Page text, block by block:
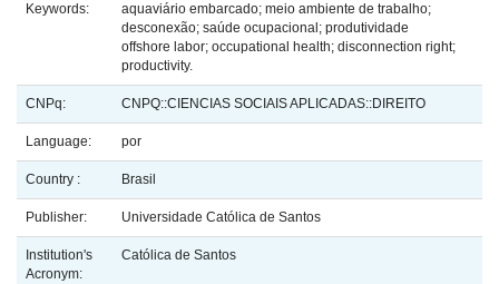
Keywords:
aquaviário embarcado; meio ambiente de trabalho;
desconexão; saúde ocupacional; produtividade
offshore labor; occupational health; disconnection right;
productivity.
CNPq: CNPQ::CIENCIAS SOCIAIS APLICADAS::DIREITO
Language: por
Country : Brasil
Publisher: Universidade Católica de Santos
Institution's
Acronym:
Católica de Santos